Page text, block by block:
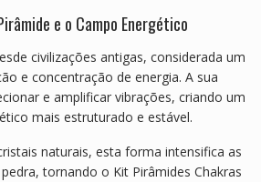
e o Campo Energético
civilizações antigas, considerada um
e concentração de energia. A sua
e amplificar vibrações, criando um
mais estruturado e estável.
naturais, esta forma intensifica as
tornando o Kit Pirâmides Chakras